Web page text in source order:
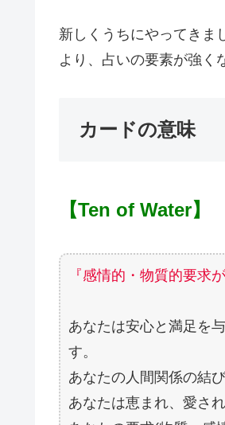
新しくうちにやってきま
より、占いの要素が強く
カードの意味
【Ten of Water】
『感情的・物質的要求
あなたは安心と満足を
す。
あなたの人間関係の結
あなたは恵まれ、愛さ